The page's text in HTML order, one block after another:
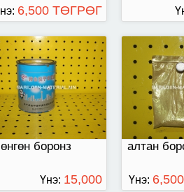
6,500 ТӨГРӨГ
боронз
Үнэ: 15,000
алтан
Үнэ:
боронз 420 мл-